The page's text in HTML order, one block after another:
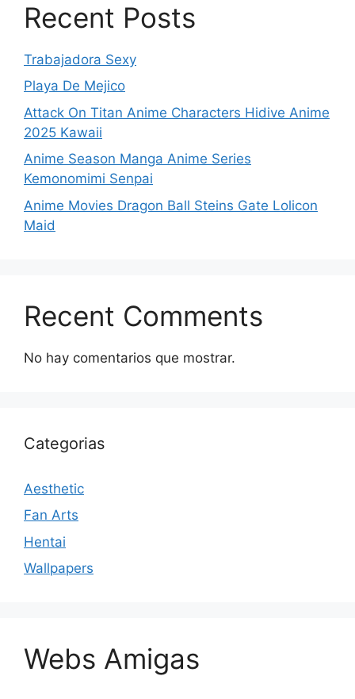
Recent Posts
Trabajadora Sexy
Playa De Mejico
Attack On Titan Anime Characters Hidive Anime
2025 Kawaii
Anime Season Manga Anime Series
Kemonomimi Senpai
Anime Movies Dragon Ball Steins Gate Lolicon
Maid
Recent Comments
No hay comentarios que mostrar.
Categorias
Aesthetic
Fan Arts
Hentai
Wallpapers
Webs Amigas